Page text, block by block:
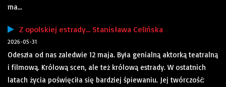
ma...
Z opolskiej estrady… Stanisława Celińska
2026-05-31
Odeszła od nas zaledwie 12 maja. Była genialną aktorką teatralną
i filmową. Królową scen, ale też królową estrady. W ostatnich
latach życia poświęciła się bardziej śpiewaniu. Jej twórczość: